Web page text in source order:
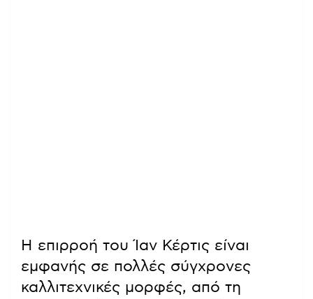
Η επιρροή του Ίαν Κέρτις είναι
εμφανής σε πολλές σύγχρονες
καλλιτεχνικές μορφές, από τη